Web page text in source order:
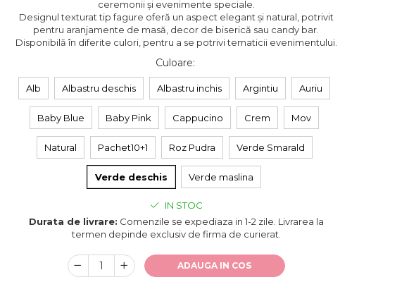
ceremonii și evenimente speciale.
Designul texturat tip fagure oferă un aspect elegant și natural, potrivit
pentru aranjamente de masă, decor de biserică sau candy bar.
Disponibilă în diferite culori, pentru a se potrivi tematicii evenimentului.
Culoare:
Alb Albastru deschis Albastru inchis Argintiu Auriu
Baby Blue Baby Pink Cappucino Crem Mov
Natural Pachet10+1 Roz Pudra Verde Smarald
Verde deschis Verde maslina
IN STOC
Durata de livrare: Comenzile se expediaza in 1-2 zile. Livrarea la
termen depinde exclusiv de firma de curierat.
ADAUGA IN COS